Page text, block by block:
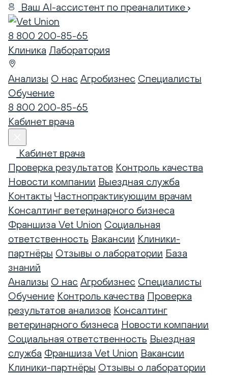
Ваш AI-ассистент по преаналитике
8 800 200-85-65
Клиника Лаборатория
Анализы О нас Агробизнес Специалисты
Обучение
8 800 200-85-65
Кабинет врача
Кабинет врача
Проверка результатов Контроль качества
Новости компании Выездная служба
Контакты Частнопрактикующим врачам
Консалтинг ветеринарного бизнеса
Франшиза Vet Union Социальная
ответственность Вакансии Клиники-
партнёры Отзывы о лаборатории База
знаний
Анализы О нас Агробизнес Специалисты
Обучение Контроль качества Проверка
результатов анализов Консалтинг
ветеринарного бизнеса Новости компании
Социальная ответственность Выездная
служба Франшиза Vet Union Вакансии
Клиники-партнёры Отзывы о лаборатории